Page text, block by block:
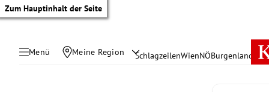
Zum Hauptinhalt der Seite
Menü Meine Region SchlagzeilenWienNÖBurgenland